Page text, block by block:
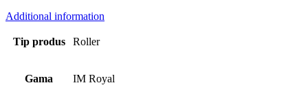
Additional information
Tip produs Roller
Gama IM Royal